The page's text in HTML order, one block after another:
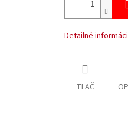
Detailné
TLAČ